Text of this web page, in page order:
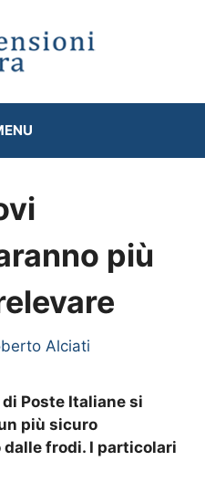
più
Alciati
Poste Italiane si
più sicuro
frodi. I particolari